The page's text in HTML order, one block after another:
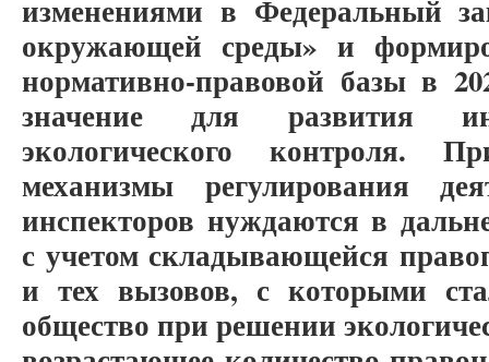
изменениями в Федеральный
окружающей среды» и
нормативно-правовой базы в
значение для развития
экологического контроля.
механизмы регулирования
инспекторов нуждаются в
с учетом складывающейся
и тех вызовов, с которыми
общество при решении